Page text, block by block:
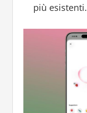
più esistenti.